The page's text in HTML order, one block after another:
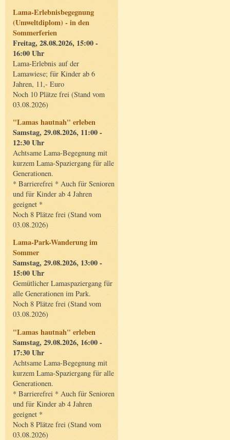
Lama-Erlebnisbegegnung
(Umweltdiplom) - in den
Sommerferien
Freitag, 28.08.2026, 15:00 -
16:00 Uhr
Lama-Erlebnis auf der
Lamawiese; für Kinder ab 6
Jahren, 11,- Euro
Noch 10 Plätze frei (Stand vom
03.08.2026)
"Lamas hautnah" erleben
Samstag, 29.08.2026, 11:00 -
12:30 Uhr
Achtsame Lama-Begegnung mit
kurzem Lama-Spaziergang für alle
Generationen.
* Barrierefrei * Auch für Senioren
und für Kinder ab 4 Jahren
geeignet *
Noch 8 Plätze frei (Stand vom
03.08.2026)
Lama-Park-Wanderung im
Sommer
Samstag, 29.08.2026, 13:00 -
15:00 Uhr
Gemütlicher Lamaspaziergang für
alle Generationen im Park.
Noch 8 Plätze frei (Stand vom
03.08.2026)
"Lamas hautnah" erleben
Samstag, 29.08.2026, 16:00 -
17:30 Uhr
Achtsame Lama-Begegnung mit
kurzem Lama-Spaziergang für alle
Generationen.
* Barrierefrei * Auch für Senioren
und für Kinder ab 4 Jahren
geeignet *
Noch 8 Plätze frei (Stand vom
03.08.2026)